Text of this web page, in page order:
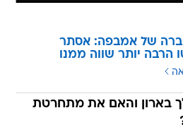
של אמבפה: אסתר
הרבה יותר שווה ממנו
בארון והאם את מתחרטת